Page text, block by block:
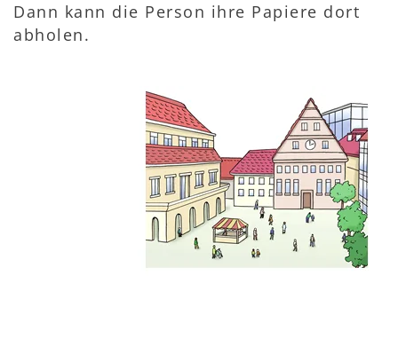
Dann kann die Person ihre Papiere dort
abholen.